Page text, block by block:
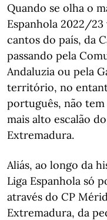
Quando se olha o
Espanhola 2022/
cantos do país, da
passando pela
Andaluzia ou pela
território, no
português, não
mais alto escalão
Extremadura.
Aliás, ao longo da
Liga Espanhola só
através do CP
Extremadura, da